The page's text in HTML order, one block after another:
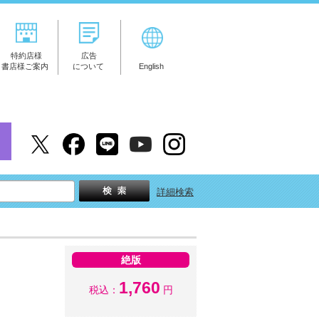
特約店様
書店様ご案内
広告
について
English
詳細検索
絶版
税込： 1,760 円